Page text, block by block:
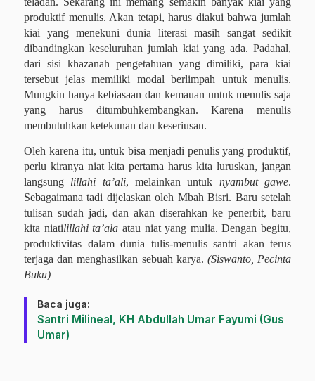
produktif menulis. Akan tetapi, harus diakui bahwa jumlah
kiai yang menekuni dunia literasi masih sangat sedikit
dibandingkan keseluruhan jumlah kiai yang ada. Padahal,
dari sisi khazanah pengetahuan yang dimiliki, para kiai
tersebut jelas memiliki modal berlimpah untuk menulis.
Mungkin hanya kebiasaan dan kemauan untuk menulis saja
yang harus ditumbuhkembangkan. Karena menulis
membutuhkan ketekunan dan keseriusan.
Oleh karena itu, untuk bisa menjadi penulis yang produktif,
perlu kiranya niat kita pertama harus kita luruskan, jangan
langsung lillahi ta’ali, melainkan untuk nyambut gawe.
Sebagaimana tadi dijelaskan oleh Mbah Bisri. Baru setelah
tulisan sudah jadi, dan akan diserahkan ke penerbit, baru
kita niatilillahi ta’ala atau niat yang mulia. Dengan begitu,
produktivitas dalam dunia tulis-menulis santri akan terus
terjaga dan menghasilkan sebuah karya. (Siswanto, Pecinta
Buku)
Baca juga:
Santri Milineal, KH Abdullah Umar Fayumi (Gus
Umar)